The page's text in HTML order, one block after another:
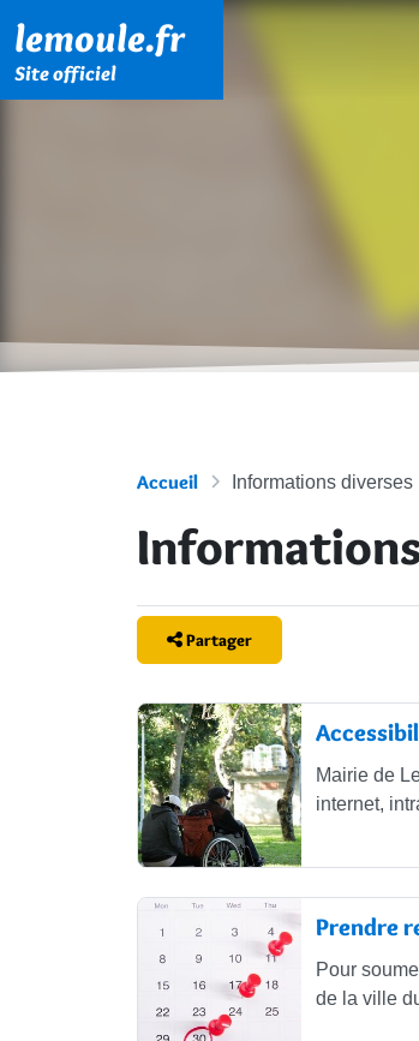
lemoule.fr
Site officiel
Accueil Informations diverses
Partager
articles rubrique
Mairie de
internet,
Prendre
Pour
de la ville